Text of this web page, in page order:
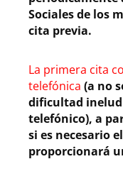
Sociales de los
cita previa.
La primera cita
telefónica (a no
dificultad
telefónico), a
si es necesario
proporcionará